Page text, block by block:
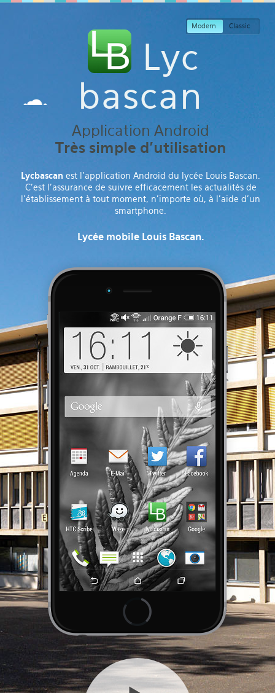
Lyc
bascan
Application Android
Très simple d’utilisation
Lycbascan est l’application Android du lycée Louis Bascan.
C’est l’assurance de suivre efficacement les actualités de
l’établissement à tout moment, n’importe où, à l’aide d’un
smartphone.
Lycée mobile Louis Bascan.
Modern Classic